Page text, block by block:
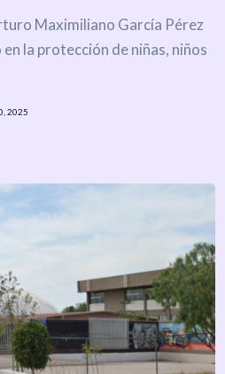
Maximiliano García Pérez
la protección de niñas, niños
2025